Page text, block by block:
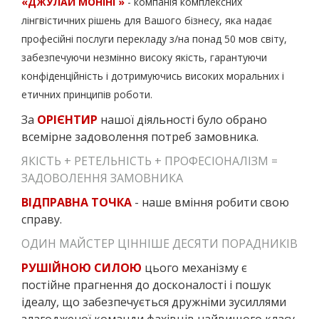
лінгвістичних рішень для Вашого бізнесу, яка надає
професійні послуги перекладу з/на понад 50 мов світу,
забезпечуючи незмінно високу якість, гарантуючи
конфіденційність і дотримуючись високих моральних і
етичних принципів роботи.
За ОРІЄНТИР нашої діяльності було обрано
всемірне задоволення потреб замовника.
ЯКІСТЬ + РЕТЕЛЬНІСТЬ + ПРОФЕСІОНАЛІЗМ =
ЗАДОВОЛЕННЯ ЗАМОВНИКА
ВІДПРАВНА ТОЧКА - наше вміння робити свою
справу.
ОДИН МАЙСТЕР ЦІННІШЕ ДЕСЯТИ ПОРАДНИКІВ
РУШІЙНОЮ СИЛОЮ цього механізму є
постійне прагнення до досконалості і пошук
ідеалу, що забезпечується дружніми зусиллями